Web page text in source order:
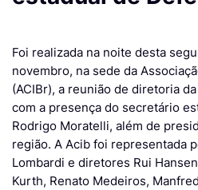
Foi realizada na noite desta
novembro, na sede da
(ACIBr), a reunião de diretoria
com a presença do secretário
Rodrigo Moratelli, além de
região. A Acib foi representada
Lombardi e diretores Rui
Kurth, Renato Medeiros,